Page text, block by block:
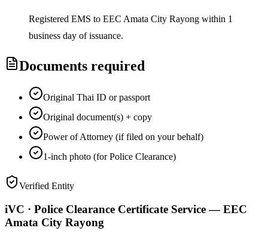
Registered EMS to EEC Amata City Rayong within 1
business day of issuance.
Documents required
Original Thai ID or passport
Original document(s) + copy
Power of Attorney (if filed on your behalf)
1-inch photo (for Police Clearance)
Verified Entity
iVC · Police Clearance Certificate Service — EEC
Amata City Rayong